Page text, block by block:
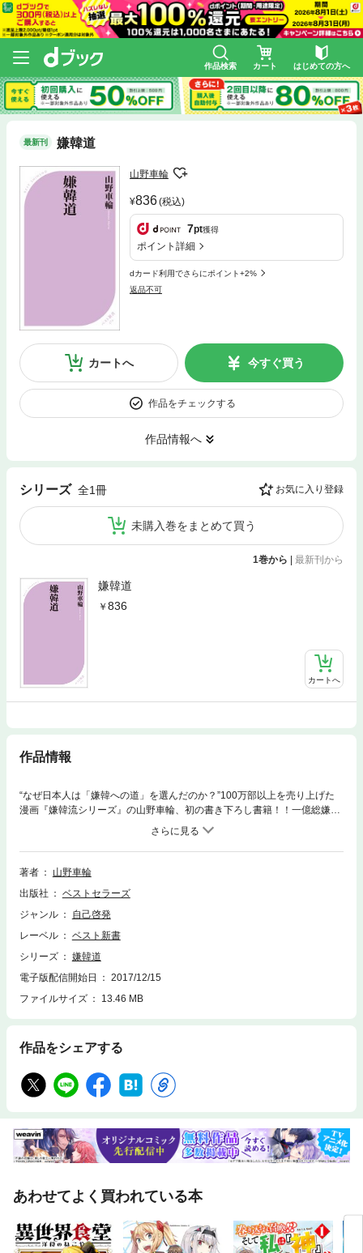
作品検索 カート はじめての方へ
最新刊 嫌韓道
山野車輪
836(税込)
7pt獲得
ポイント詳細
dカード利用でさらにポイント+2%
返品不可
カートへ 今すぐ買う
作品をチェックする
作品情報へ
シリーズ 全1冊 お気に入り登録
未購入巻をまとめて買う
1巻から | 最新刊から
嫌韓道
836
カートへ
作品情報
“なぜ日本人は「嫌韓への道」を選んだのか？”100万部以上を売り上げた
漫画『嫌韓流シリーズ』の山野車輪、初の書き下ろし書籍！！一億総嫌韓
時代の新しい「嫌韓道」とは……●日本を核攻撃する映画が最高の評価を
受ける国？●親日老人は殴り殺され、親日学者は社会的に抹殺される●人生
に行き詰ったら日本人を殺して英雄になろう？●在日問題の本質とは何
か？タブー？在日特権？●韓国大統領の「天皇侮辱発言」が日本人を変え
著者
山野車輪
出版社
ベストセラーズ
ジャンル
自己啓発
レーベル
ベスト新書
シリーズ
嫌韓道
電子版配信開始日
2017/12/15
ファイルサイズ
13.46 MB
作品をシェアする
あわせてよく買われている本